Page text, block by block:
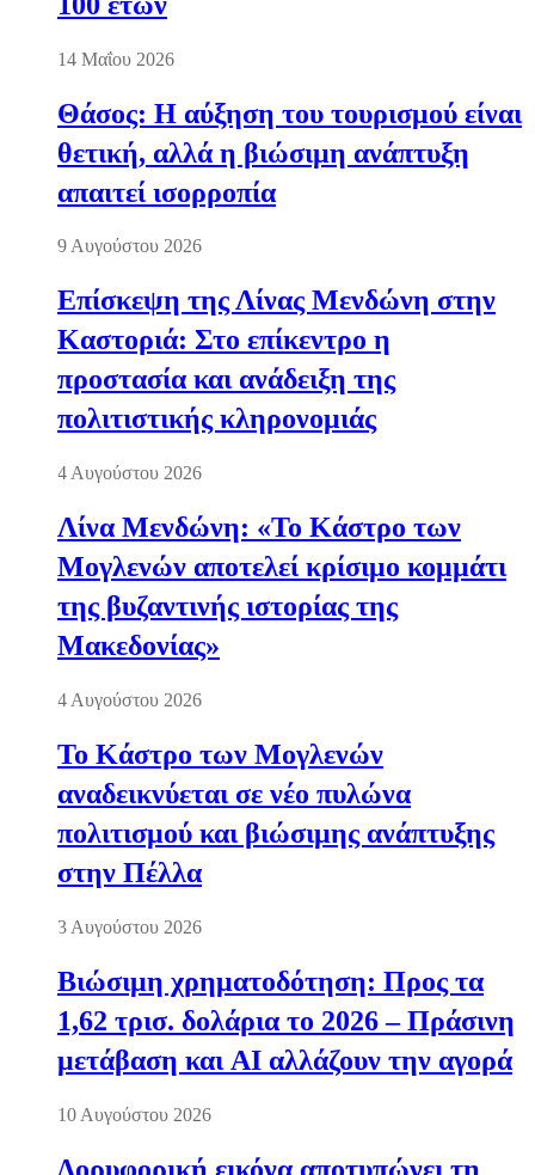
14 Μαΐου 2026
Θάσος: Η αύξηση του τουρισμού είναι
θετική, αλλά η βιώσιμη ανάπτυξη
απαιτεί ισορροπία
9 Αυγούστου 2026
Επίσκεψη της Λίνας Μενδώνη στην
Καστοριά: Στο επίκεντρο η
προστασία και ανάδειξη της
πολιτιστικής κληρονομιάς
4 Αυγούστου 2026
Λίνα Μενδώνη: «Το Κάστρο των
Μογλενών αποτελεί κρίσιμο κομμάτι
της βυζαντινής ιστορίας της
Μακεδονίας»
4 Αυγούστου 2026
Το Κάστρο των Μογλενών
αναδεικνύεται σε νέο πυλώνα
πολιτισμού και βιώσιμης ανάπτυξης
στην Πέλλα
3 Αυγούστου 2026
Βιώσιμη χρηματοδότηση: Προς τα
1,62 τρισ. δολάρια το 2026 – Πράσινη
μετάβαση και AI αλλάζουν την αγορά
10 Αυγούστου 2026
Δορυφορική εικόνα αποτυπώνει τη